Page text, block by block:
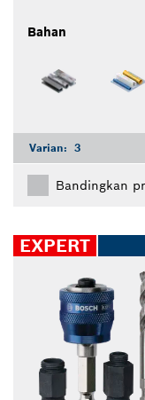
Bahan
Varian: 3
Bandingkan
EXPERT